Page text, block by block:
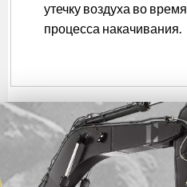
утечку воздуха во время
процесса накачивания.